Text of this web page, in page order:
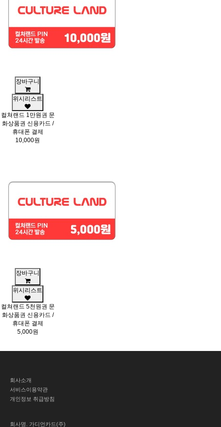
장바구니
위시리스트
컬쳐랜드 1만원권 문
화상품권 신용카드 /
휴대폰 결제
10,000원
장바구니
위시리스트
컬쳐랜드 5천원권 문
화상품권 신용카드 /
휴대폰 결제
5,000원
회사소개
서비스이용약관
개인정보 취급방침
회사명. 가디언카드(주)